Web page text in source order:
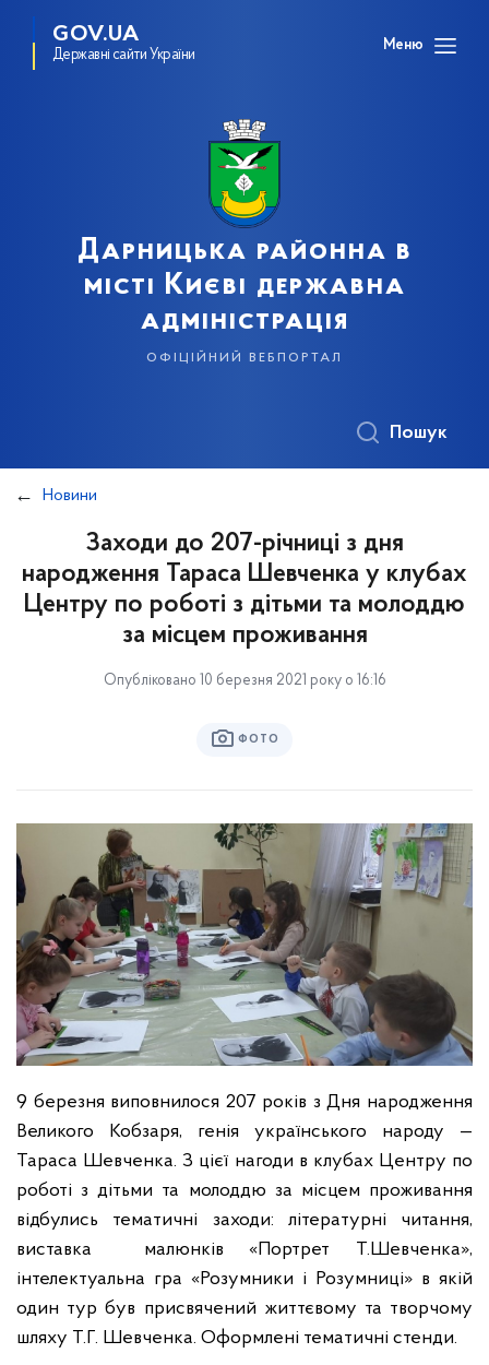
GOV.UA
Державні сайти України
Меню
Дарницька районна в
місті Києві державна
адміністрація
офіційний вебпортал
Пошук
Новини
Заходи до 207-річниці з дня
народження Тараса Шевченка у клубах
Центру по роботі з дітьми та молоддю
за місцем проживання
Опубліковано 10 березня 2021 року о 16:16
ФОТО
9 березня виповнилося 207 років з Дня народження
Великого Кобзаря, генія українського народу —
Тараса Шевченка. З цієї нагоди в клубах Центру по
роботі з дітьми та молоддю за місцем проживання
відбулись тематичні заходи: літературні читання,
виставка малюнків «Портрет Т.Шевченка»,
інтелектуальна гра «Розумники і Розумниці» в якій
один тур був присвячений життєвому та творчому
шляху Т.Г. Шевченка. Оформлені тематичні стенди.